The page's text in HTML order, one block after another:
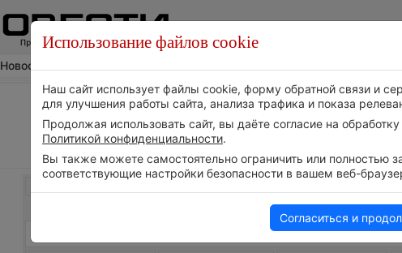
Новости погоды
Погода в Правокумском на 10
Использование файлов cookie
Наш сайт использует файлы cookie, форму обратной связи и
для улучшения работы сайта, анализа трафика и показа
Продолжая использовать сайт, вы даёте согласие на
Политикой конфиденциальности.
Вы также можете самостоятельно ограничить или полностью
соответствующие настройки безопасности в вашем веб-
Согласиться и